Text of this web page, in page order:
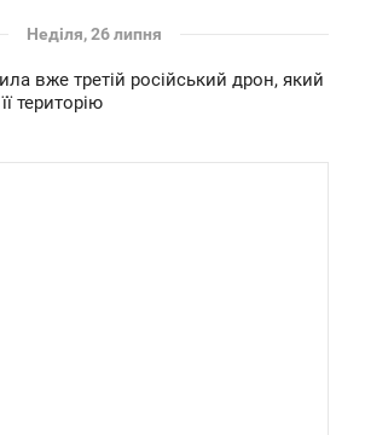
Неділя, 26 липня
вже третій російський дрон, який
територію